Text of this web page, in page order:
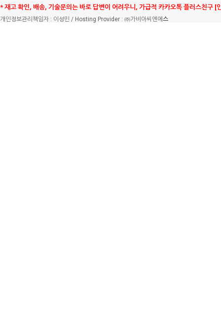
* 재고 확인, 배송, 기술문의는 바로 답변이 어려우니, 가급적 카카오톡 플러스친구 [
개인정보관리책임자 : 이성민 / Hosting Provider : ㈜가비아씨엔에 스